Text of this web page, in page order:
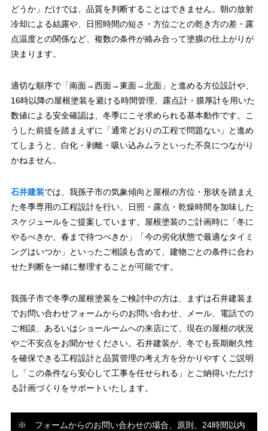
どうか」だけでは、品質を判断することはできません。朝の放射
冷却による結露や、日照時間の短さ・方位ごとの乾き方の差・露
点温度との関係など、複数の条件が絡み合って塗膜の仕上がりが
決まります。
適切な順序で「南面→西面→東面→北面」と進める方位設計や、
16時以降の屋根塗装を避ける時間管理、露点計・膜厚計を用いた
数値による安全確認は、冬季にこそ求められる基本動作です。こ
うした前提を踏まえずに「通常どおりの工程で問題ない」と進め
てしまうと、白化・剥離・吸い込みムラといった不良につながり
かねません。
石井建装では、我孫子市の気象傾向と屋根の方位・形状を踏まえ
た冬季専用の工程設計を行い、日照・露点・乾燥時間を加味した
スケジュールをご提案しています。屋根塗装のご計画時に「冬に
やるべきか、春まで待つべきか」「今の劣化状態で最適なタイミ
ングはいつか」といったご相談も含めて、建物ごとの条件に合わ
せた判断を一緒に整理することが可能です。
我孫子市で冬季の屋根塗装をご検討中の方は、まずは石井建装ま
でお問い合わせフォームからのお問い合わせ、メール、電話での
ご相談、あるいはショールームへの来店にて、現在の屋根の状況
やご不安点をお聞かせください。石井建装が、冬でも長期耐久性
を確保できる工程設計と品質管理の考え方を分かりやすくご説明
し「この条件なら安心して工事を任せられる」とご納得いただけ
る計画づくりをサポートいたします。
※ フォームからのお問い合わせの場合、原則、24時間以内